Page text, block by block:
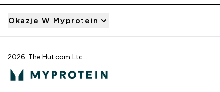
Okazje W Myprotein
2026 The Hut.com Ltd